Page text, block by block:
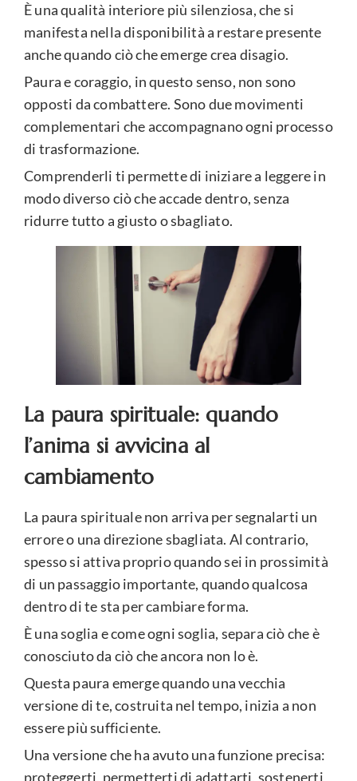
È una qualità interiore più silenziosa, che si
manifesta nella disponibilità a restare presente
anche quando ciò che emerge crea disagio.
Paura e coraggio, in questo senso, non sono
opposti da combattere. Sono due movimenti
complementari che accompagnano ogni processo
di trasformazione.
Comprenderli ti permette di iniziare a leggere in
modo diverso ciò che accade dentro, senza
ridurre tutto a giusto o sbagliato.
La paura spirituale: quando
l’anima si avvicina al
cambiamento
La paura spirituale non arriva per segnalarti un
errore o una direzione sbagliata. Al contrario,
spesso si attiva proprio quando sei in prossimità
di un passaggio importante, quando qualcosa
dentro di te sta per cambiare forma.
È una soglia e come ogni soglia, separa ciò che è
conosciuto da ciò che ancora non lo è.
Questa paura emerge quando una vecchia
versione di te, costruita nel tempo, inizia a non
essere più sufficiente.
Una versione che ha avuto una funzione precisa:
proteggerti, permetterti di adattarti, sostenerti